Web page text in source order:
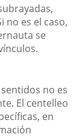
no es el caso,
se
no es
El centelleo
en